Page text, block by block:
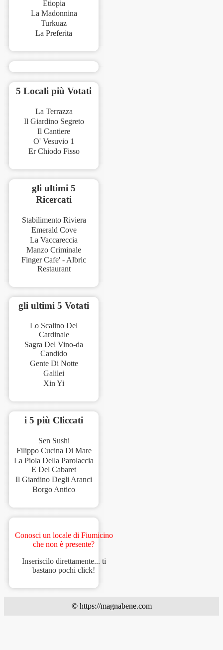
Etiopia
La Madonnina
Turkuaz
La Preferita
5 Locali più Votati
La Terrazza
Il Giardino Segreto
Il Cantiere
O' Vesuvio 1
Er Chiodo Fisso
gli ultimi 5
Ricercati
Stabilimento Riviera
Emerald Cove
La Vaccareccia
Manzo Criminale
Finger Cafe' - Albric
Restaurant
gli ultimi 5 Votati
Lo Scalino Del
Cardinale
Sagra Del Vino-da
Candido
Gente Di Notte
Galilei
Xin Yi
i 5 più Cliccati
Sen Sushi
Filippo Cucina Di Mare
La Piola Della Parolaccia
E Del Cabaret
Il Giardino Degli Aranci
Borgo Antico
Conosci un locale di Fiumicino
che non è presente?
Inseriscilo direttamente... ti
bastano pochi click!
© https://magnabene.com